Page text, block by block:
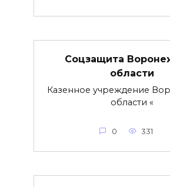
Соцзащита
области
Казенное учреждение
области «
0 331